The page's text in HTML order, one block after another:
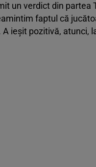
un verdict din partea
faptul că
A ieșit pozitivă, atunci,